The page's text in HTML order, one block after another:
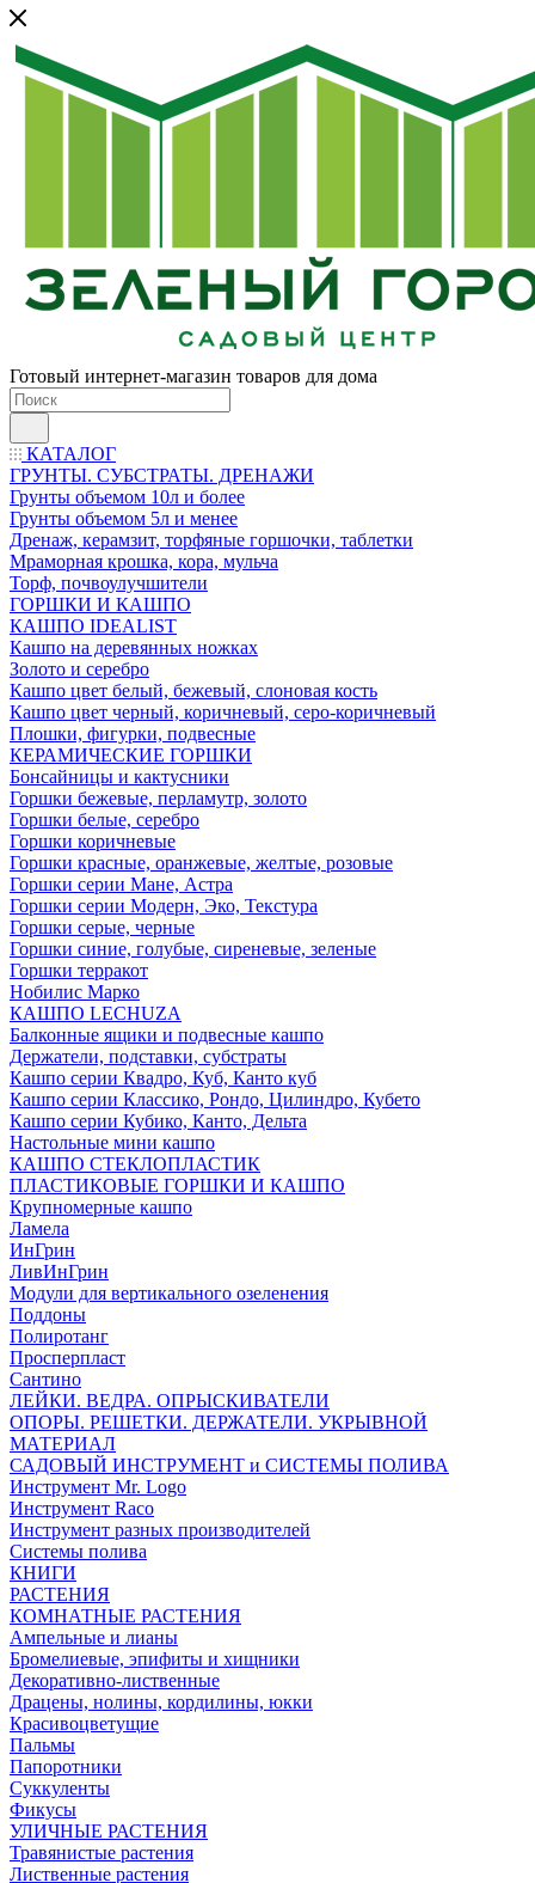
Готовый интернет-магазин товаров для дома
КАТАЛОГ
ГРУНТЫ. СУБСТРАТЫ. ДРЕНАЖИ
Грунты объемом 10л и более
Грунты объемом 5л и менее
Дренаж, керамзит, торфяные горшочки, таблетки
Мраморная крошка, кора, мульча
Торф, почвоулучшители
ГОРШКИ И КАШПО
КАШПО IDEALIST
Кашпо на деревянных ножках
Золото и серебро
Кашпо цвет белый, бежевый, слоновая кость
Кашпо цвет черный, коричневый, серо-коричневый
Плошки, фигурки, подвесные
КЕРАМИЧЕСКИЕ ГОРШКИ
Бонсайницы и кактусники
Горшки бежевые, перламутр, золото
Горшки белые, серебро
Горшки коричневые
Горшки красные, оранжевые, желтые, розовые
Горшки серии Мане, Астра
Горшки серии Модерн, Эко, Текстура
Горшки серые, черные
Горшки синие, голубые, сиреневые, зеленые
Горшки терракот
Нобилис Марко
КАШПО LECHUZA
Балконные ящики и подвесные кашпо
Держатели, подставки, субстраты
Кашпо серии Квадро, Куб, Канто куб
Кашпо серии Классико, Рондо, Цилиндро, Кубето
Кашпо серии Кубико, Канто, Дельта
Настольные мини кашпо
КАШПО СТЕКЛОПЛАСТИК
ПЛАСТИКОВЫЕ ГОРШКИ И КАШПО
Крупномерные кашпо
Ламела
ИнГрин
ЛивИнГрин
Модули для вертикального озеленения
Поддоны
Полиротанг
Просперпласт
Сантино
ЛЕЙКИ. ВЕДРА. ОПРЫСКИВАТЕЛИ
ОПОРЫ. РЕШЕТКИ. ДЕРЖАТЕЛИ. УКРЫВНОЙ
МАТЕРИАЛ
САДОВЫЙ ИНСТРУМЕНТ и СИСТЕМЫ ПОЛИВА
Инструмент Mr. Logo
Инструмент Raco
Инструмент разных производителей
Системы полива
КНИГИ
РАСТЕНИЯ
КОМНАТНЫЕ РАСТЕНИЯ
Ампельные и лианы
Бромелиевые, эпифиты и хищники
Декоративно-лиственные
Драцены, нолины, кордилины, юкки
Красивоцветущие
Пальмы
Папоротники
Суккуленты
Фикусы
УЛИЧНЫЕ РАСТЕНИЯ
Травянистые растения
Лиственные растения